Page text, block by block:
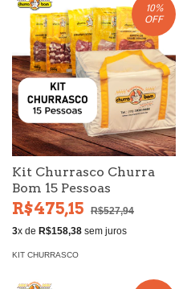
10%
OFF
Kit Churrasco Churra
Bom 15 Pessoas
R$475,15
R$527,94
3x de R$158,38 sem juros
KIT CHURRASCO